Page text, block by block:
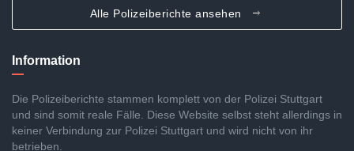
Alle Polizeiberichte ansehen
Information
Die Polizeiberichte stammen komplett von der Polizei Stuttgart
und sind somit reale Fälle. Diese Website selbst steht allerdings in
keiner Verbindung zur Polizei Stuttgart und wird nicht von ihr
betrieben.